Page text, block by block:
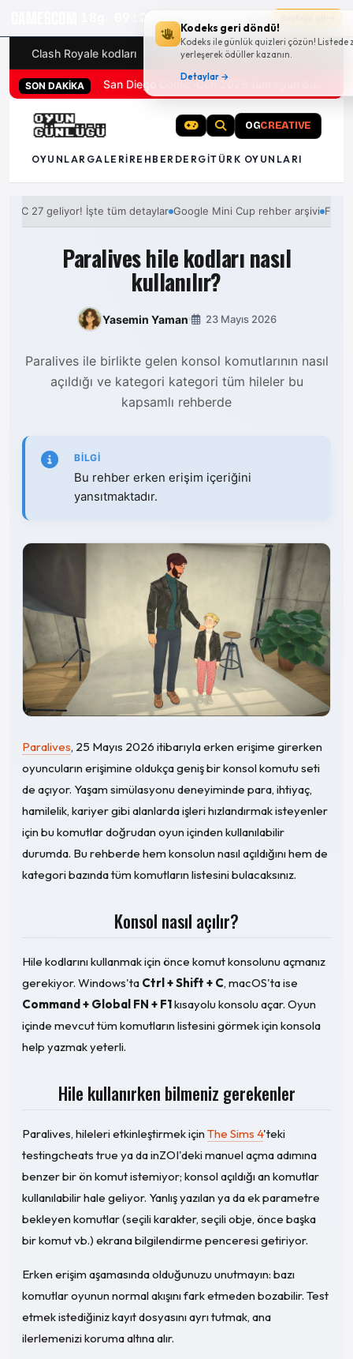
Kodeks geri döndü!
Kodeks ile günlük quizleri çözün! Listede
yerleşerek ödüller kazanın.
Detaylar →
18g 09:25:28
Clash Royale kodları Türk oyunları (PC ve konsollar) -
SON DAKİKA
OGCREATIVE
OYUNLAR GALERI REHBER DERGITÜRK OYUNLARI
27 geliyor! İşte tüm detaylar Google Mini Cup rehber arşivi FC 27
Paralives hile kodları nasıl
kullanılır?
Yasemin Yaman 23 Mayıs 2026
Paralives ile birlikte gelen konsol komutlarının nasıl
açıldığı ve kategori kategori tüm hileler bu
kapsamlı rehberde
BILGI
Bu rehber erken erişim içeriğini
yansıtmaktadır.
Paralives, 25 Mayıs 2026 itibarıyla erken erişime girerken
oyuncuların erişimine oldukça geniş bir konsol komutu seti
de açıyor. Yaşam simülasyonu deneyiminde para, ihtiyaç,
hamilelik, kariyer gibi alanlarda işleri hızlandırmak isteyenler
için bu komutlar doğrudan oyun içinden kullanılabilir
durumda. Bu rehberde hem konsolun nasıl açıldığını hem de
kategori bazında tüm komutların listesini bulacaksınız.
Konsol nasıl açılır?
Hile kodlarını kullanmak için önce komut konsolunu açmanız
gerekiyor. Windows'ta Ctrl + Shift + C, macOS'ta ise
Command + Global FN + F1kısayolu konsolu açar. Oyun
içinde mevcut tüm komutların listesini görmek için konsola
help yazmak yeterli.
Hile kullanırken bilmeniz gerekenler
Paralives, hileleri etkinleştirmek için The Sims 4'teki
testingcheats true ya da inZOI'deki manuel açma adımına
benzer bir ön komut istemiyor; konsol açıldığı an komutlar
kullanılabilir hale geliyor. Yanlış yazılan ya da ek parametre
bekleyen komutlar (seçili karakter, seçili obje, önce başka
bir komut vb.) ekrana bilgilendirme penceresi getiriyor.
Erken erişim aşamasında olduğunuzu unutmayın: bazı
komutlar oyunun normal akışını fark etmeden bozabilir. Test
etmek istediğiniz kayıt dosyasını ayrı tutmak, ana
ilerlemenizi koruma altına alır.